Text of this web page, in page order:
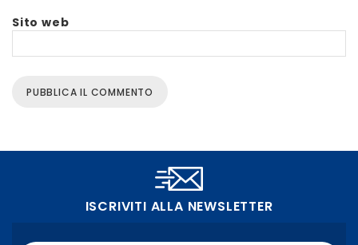
Sito web
ISCRIVITI ALLA NEWSLETTER